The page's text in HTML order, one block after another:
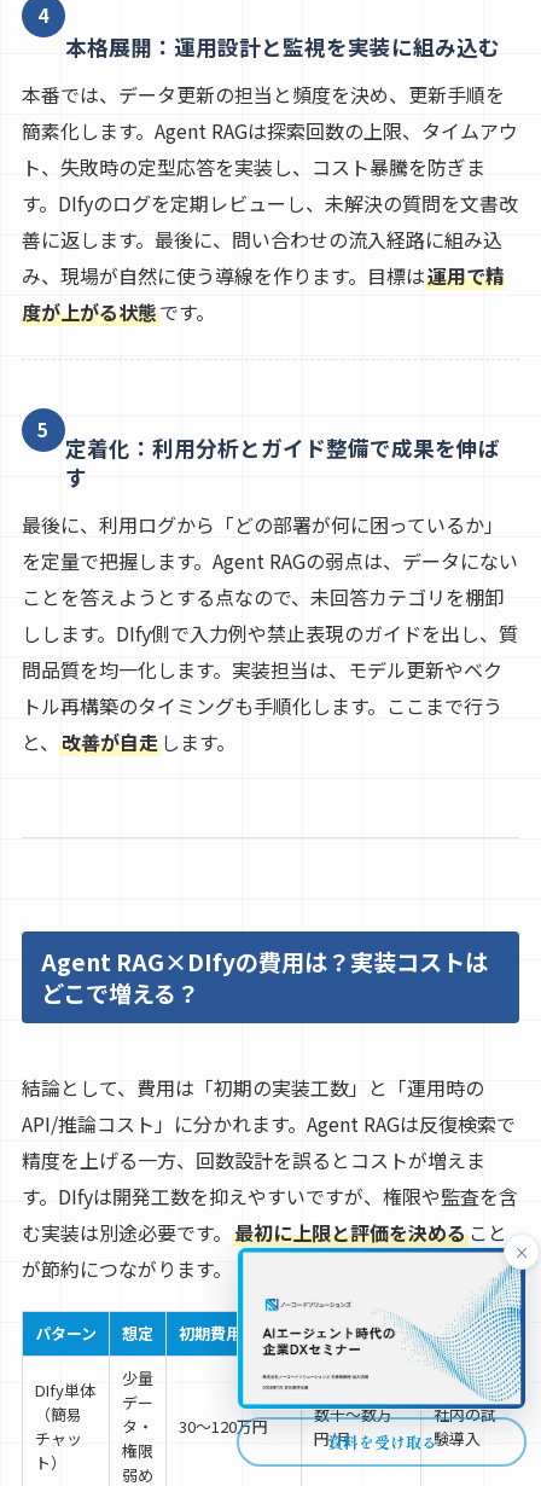
4
本格展開：運用設計と監視を実装に組み込む
本番では、データ更新の担当と頻度を決め、更新手順を
簡素化します。Agent RAGは探索回数の上限、タイムアウ
ト、失敗時の定型応答を実装し、コスト暴騰を防ぎま
す。DIfyのログを定期レビューし、未解決の質問を文書改
善に返します。最後に、問い合わせの流入経路に組み込
み、現場が自然に使う導線を作ります。目標は運用で精
度が上がる状態です。
5
定着化：利用分析とガイド整備で成果を伸ば
す
最後に、利用ログから「どの部署が何に困っているか」
を定量で把握します。Agent RAGの弱点は、データにない
ことを答えようとする点なので、未回答カテゴリを棚卸
しします。DIfy側で入力例や禁止表現のガイドを出し、質
問品質を均一化します。実装担当は、モデル更新やベク
トル再構築のタイミングも手順化します。ここまで行う
と、 改善が自走します。
Agent RAG×DIfyの費用は？実装コストは
どこで増える？
結論として、費用は「初期の実装工数」と「運用時の
API/推論コスト」に分かれます。Agent RAGは反復検索で
精度を上げる一方、回数設計を誤るとコストが増えま
す。DIfyは開発工数を抑えやすいですが、権限や監査を含
む実装は別途必要です。 最初に上限と評価を決めること
が節約につながります。
パターン 想定 初期費用の目安 運用費の目安 向くケース
DIfy単体
（簡易
チャッ
ト）
少量
デー
タ・
権限
弱め
30〜120万円
数千〜数万
円/月
社内の試
験導入
×
資料を受け取る